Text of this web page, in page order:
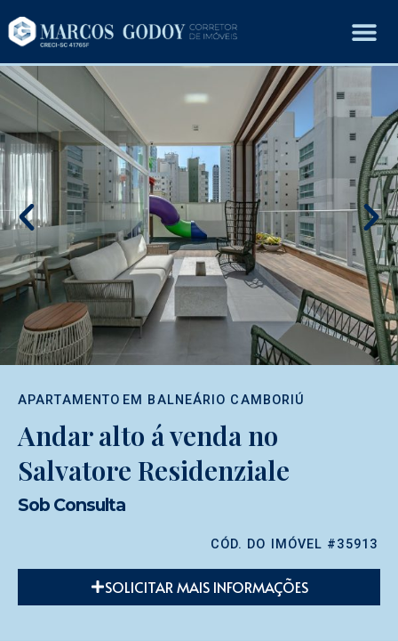
APARTAMENTO EM BALNEÁRIO CAMBORIÚ
Andar alto á venda no
Salvatore Residenziale
Sob Consulta
CÓD. DO IMÓVEL #35913
SOLICITAR MAIS INFORMAÇÕES